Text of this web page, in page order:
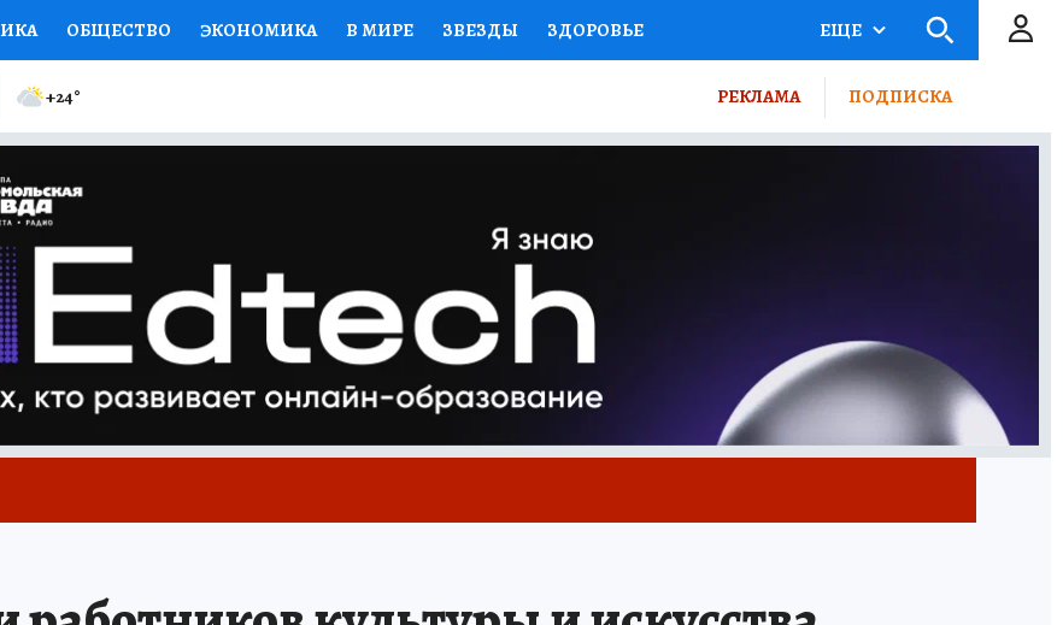
ОБЩЕСТВО ЭКОНОМИКА В МИРЕ ЗВЕЗДЫ ЗДОРОВЬЕ
ВЫБОР ЭКСПЕРТОВ
СЕКРЕТЫ КНИЖНАЯ ПОЛКА ПРОГНОЗЫ НА СПОРТ ПРОМОКОДЫ
РАДИО КП РЕКЛАМА ТЕСТЫ
ЕЩЕ
+24° РЕКЛАМА ПОДПИСКА